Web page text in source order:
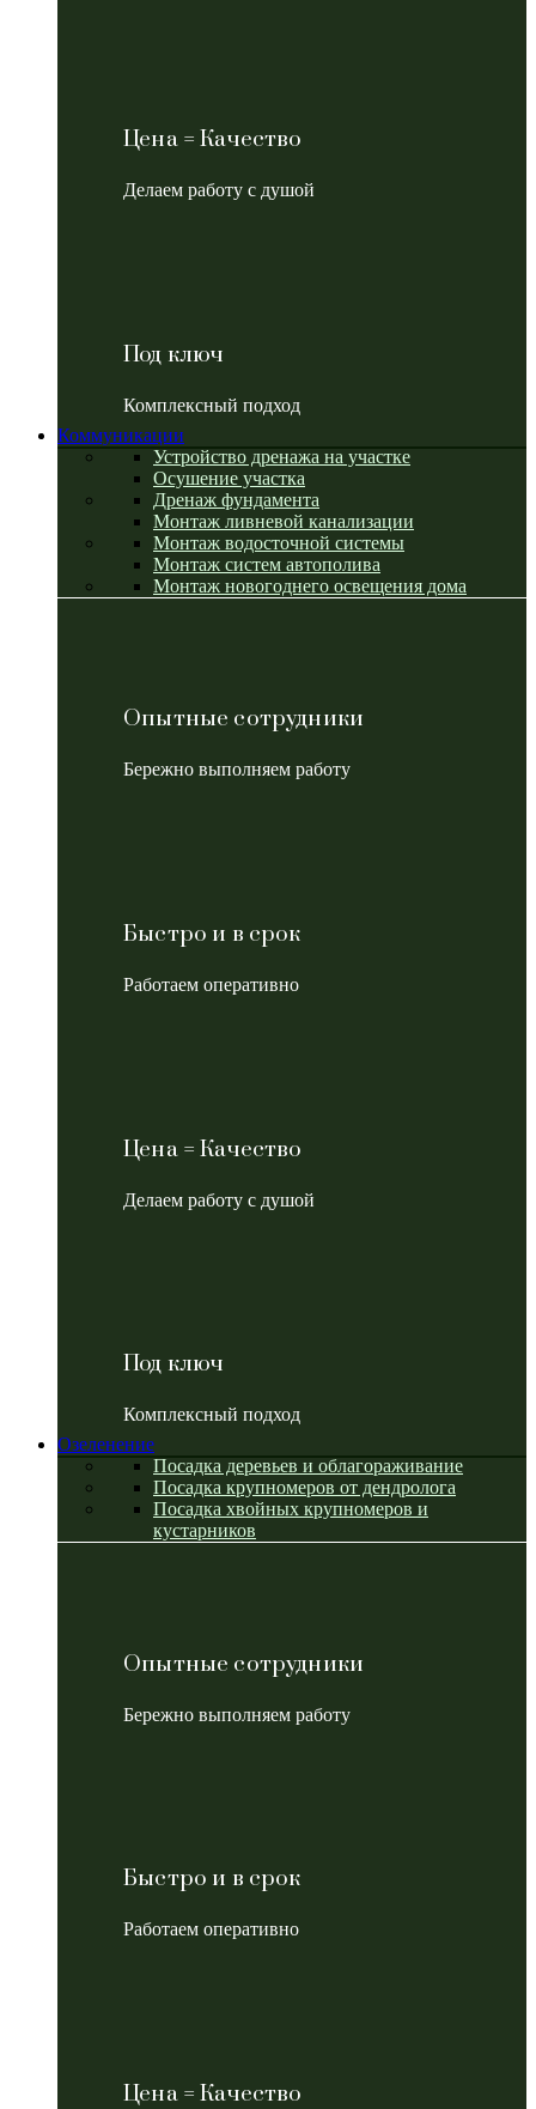
Цена = Качество
Делаем работу с душой
Под ключ
Комплексный подход
Коммуникации
Устройство дренажа на участке
Осушение участка
Дренаж фундамента
Монтаж ливневой канализации
Монтаж водосточной системы
Монтаж систем автополива
Монтаж новогоднего освещения дома
Опытные сотрудники
Бережно выполняем работу
Быстро и в срок
Работаем оперативно
Цена = Качество
Делаем работу с душой
Под ключ
Комплексный подход
Озеленение
Посадка деревьев и облагораживание
Посадка крупномеров от дендролога
Посадка хвойных крупномеров и
кустарников
Опытные сотрудники
Бережно выполняем работу
Быстро и в срок
Работаем оперативно
Цена = Качество